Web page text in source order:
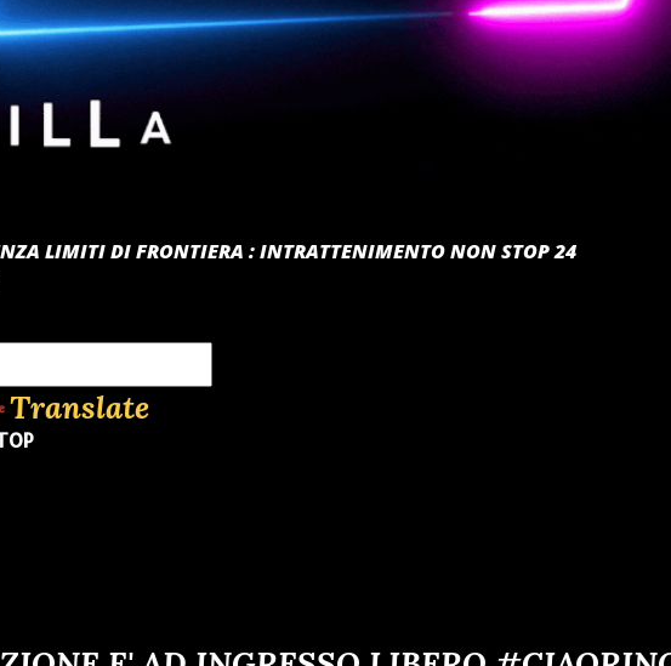
LIMITI DI FRONTIERA : INTRATTENIMENTO NON STOP 24
Translate